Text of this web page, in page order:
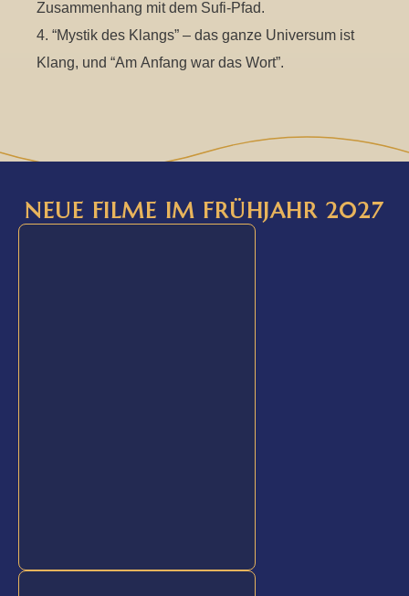
Zusammenhang mit dem Sufi-Pfad.
4. “Mystik des Klangs” – das ganze Universum ist
Klang, und “Am Anfang war das Wort”.
NEUE FILME IM FRÜHJAHR 2027